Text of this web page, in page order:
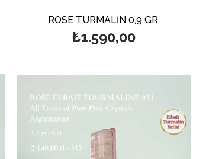
ROSE TURMALİN 0,9 GR.
₺1.590,00